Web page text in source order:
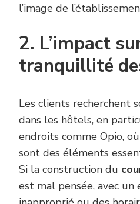
l’image de
2. L’impact
tranquillité
Les clients recherchent
dans les hôtels, en
endroits comme Opio,
sont des éléments
Si la construction du
est mal pensée, avec